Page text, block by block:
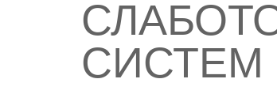
СИСТЕМ